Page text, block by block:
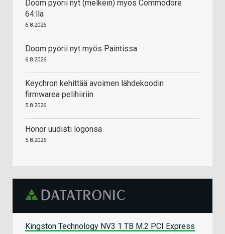
Doom pyörii nyt (melkein) myös Commodore
64:llä
6.8.2026
Doom pyörii nyt myös Paintissa
6.8.2026
Keychron kehittää avoimen lähdekoodin
firmwarea pelihiiriin
5.8.2026
Honor uudisti logonsa
5.8.2026
Kingston Technology NV3 1 TB M.2 PCI Express